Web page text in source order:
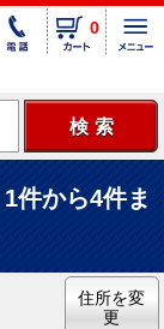
0
件から4件ま
住所を変
更